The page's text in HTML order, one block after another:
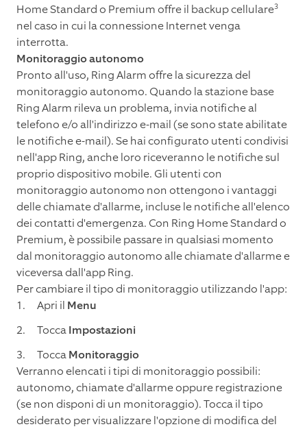
Home Standard o Premium offre il backup cellulare3
nel caso in cui la connessione Internet venga
interrotta.
Monitoraggio autonomo
Pronto all'uso, Ring Alarm offre la sicurezza del
monitoraggio autonomo. Quando la stazione base
Ring Alarm rileva un problema, invia notifiche al
telefono e/o all'indirizzo e-mail (se sono state abilitate
le notifiche e-mail). Se hai configurato utenti condivisi
nell'app Ring, anche loro riceveranno le notifiche sul
proprio dispositivo mobile. Gli utenti con
monitoraggio autonomo non ottengono i vantaggi
delle chiamate d'allarme, incluse le notifiche all'elenco
dei contatti d'emergenza. Con Ring Home Standard o
Premium, è possibile passare in qualsiasi momento
dal monitoraggio autonomo alle chiamate d'allarme e
viceversa dall'app Ring.
Per cambiare il tipo di monitoraggio utilizzando l'app:
Apri il Menu
ToccaImpostazioni
ToccaMonitoraggio
Verranno elencati i tipi di monitoraggio possibili:
autonomo, chiamate d'allarme oppure registrazione
(se non disponi di un monitoraggio). Tocca il tipo
desiderato per visualizzare l'opzione di modifica del